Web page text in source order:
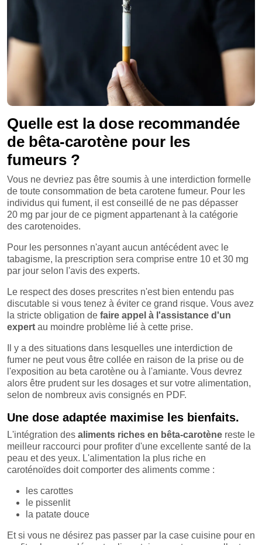
Quelle est la dose recommandée
de bêta-carotène pour les
fumeurs ?
Vous ne devriez pas être soumis à une interdiction formelle
de toute consommation de beta carotene fumeur. Pour les
individus qui fument, il est conseillé de ne pas dépasser
20 mg par jour de ce pigment appartenant à la catégorie
des carotenoides.
Pour les personnes n'ayant aucun antécédent avec le
tabagisme, la prescription sera comprise entre 10 et 30 mg
par jour selon l'avis des experts.
Le respect des doses prescrites n'est bien entendu pas
discutable si vous tenez à éviter ce grand risque. Vous avez
la stricte obligation de faire appel à l'assistance d'un
expert au moindre problème lié à cette prise.
Il y a des situations dans lesquelles une interdiction de
fumer ne peut vous être collée en raison de la prise ou de
l'exposition au beta carotène ou à l'amiante. Vous devrez
alors être prudent sur les dosages et sur votre alimentation,
selon de nombreux avis consignés en PDF.
Une dose adaptée maximise les bienfaits.
L'intégration des aliments riches en bêta-carotène reste le
meilleur raccourci pour profiter d'une excellente santé de la
peau et des yeux. L'alimentation la plus riche en
caroténoïdes doit comporter des aliments comme :
les carottes
le pissenlit
la patate douce
Et si vous ne désirez pas passer par la case cuisine pour en